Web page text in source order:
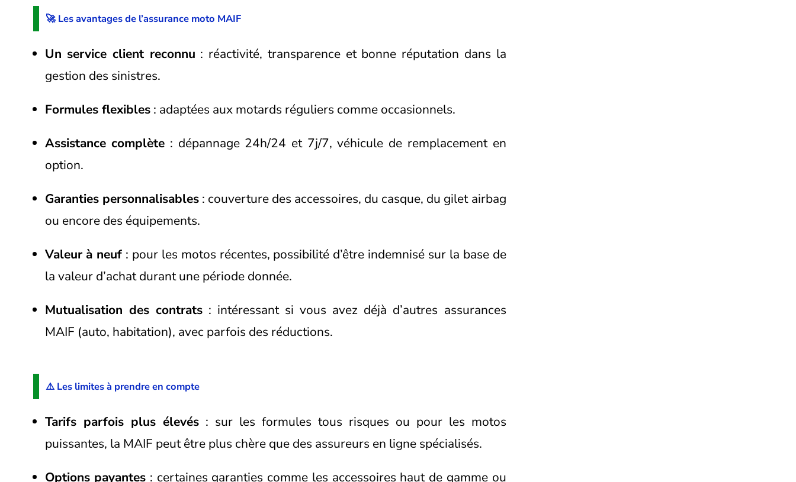
🚀 Les avantages de l’assurance moto MAIF
Un service client reconnu : réactivité, transparence et bonne réputation dans la
gestion des sinistres.
Formules flexibles: adaptées aux motards réguliers comme occasionnels.
Assistance complète : dépannage 24h/24 et 7j/7, véhicule de remplacement en
option.
Garanties personnalisables: couverture des accessoires, du casque, du gilet airbag
ou encore des équipements.
Valeur à neuf : pour les motos récentes, possibilité d’être indemnisé sur la base de
la valeur d’achat durant une période donnée.
Mutualisation des contrats: intéressant si vous avez déjà d’autres assurances
MAIF (auto, habitation), avec parfois des réductions.
⚠️ Les limites à prendre en compte
Tarifs parfois plus élevés: sur les formules tous risques ou pour les motos
puissantes, la MAIF peut être plus chère que des assureurs en ligne spécialisés.
Options payantes : certaines garanties comme les accessoires haut de gamme ou